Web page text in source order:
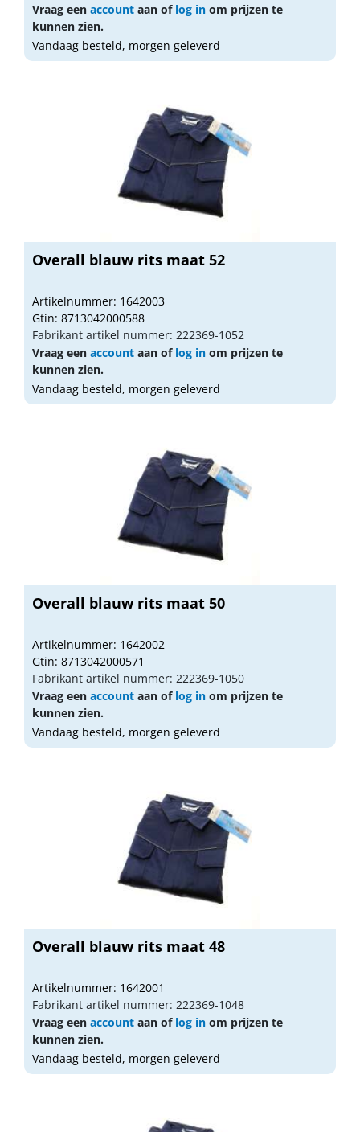
Vraag een account aan of log in om prijzen te
kunnen zien.
Vandaag besteld, morgen geleverd
Overall blauw rits maat 52
Artikelnummer: 1642003
Gtin: 8713042000588
Fabrikant artikel nummer: 222369-1052
Vraag een account aan of log in om prijzen te
kunnen zien.
Vandaag besteld, morgen geleverd
Overall blauw rits maat 50
Artikelnummer: 1642002
Gtin: 8713042000571
Fabrikant artikel nummer: 222369-1050
Vraag een account aan of log in om prijzen te
kunnen zien.
Vandaag besteld, morgen geleverd
Overall blauw rits maat 48
Artikelnummer: 1642001
Fabrikant artikel nummer: 222369-1048
Vraag een account aan of log in om prijzen te
kunnen zien.
Vandaag besteld, morgen geleverd